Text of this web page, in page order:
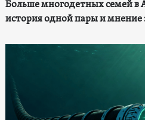
Больше многодетных семей в
история одной пары и мнение